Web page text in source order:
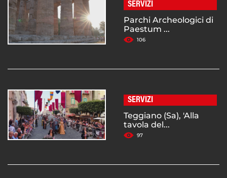
SERVIZI
Parchi Archeologici di
Paestum ...
106
SERVIZI
Teggiano (Sa), 'Alla
tavola del...
97